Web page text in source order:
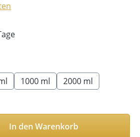
1000 ml
2000 ml
gewünschten Wert
In den Warenkorb